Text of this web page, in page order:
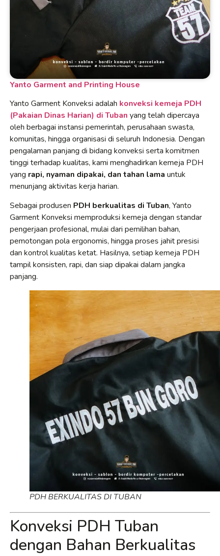
Yanto Garment and Printing House
Yanto Garment Konveksi adalah konveksi kemeja PDH
(Pakaian Dinas Harian) di Tuban yang telah dipercaya
oleh berbagai instansi pemerintah, perusahaan swasta,
komunitas, hingga organisasi di seluruh Indonesia. Dengan
pengalaman panjang di bidang konveksi serta komitmen
tinggi terhadap kualitas, kami menghadirkan kemeja PDH
yang rapi, nyaman dipakai, dan tahan lama untuk
menunjang aktivitas kerja harian.
Sebagai produsen PDH berkualitas di Tuban, Yanto
Garment Konveksi memproduksi kemeja dengan standar
pengerjaan profesional, mulai dari pemilihan bahan,
pemotongan pola ergonomis, hingga proses jahit presisi
dan kontrol kualitas ketat. Hasilnya, setiap kemeja PDH
tampil konsisten, rapi, dan siap dipakai dalam jangka
panjang.
PDH BERKUALITAS DI TUBAN
Konveksi PDH Tuban
dengan Bahan Berkualitas